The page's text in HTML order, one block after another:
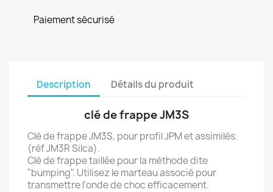
Paiement sécurisé
Description Détails du produit
clé de frappe JM3S
Clé de frappe JM3S, pour profil JPM et assimilés.
(réf JM3R Silca).
Clé de frappe taillée pour la méthode dite
"bumping". Utilisez le marteau associé pour
transmettre l'onde de choc efficacement.